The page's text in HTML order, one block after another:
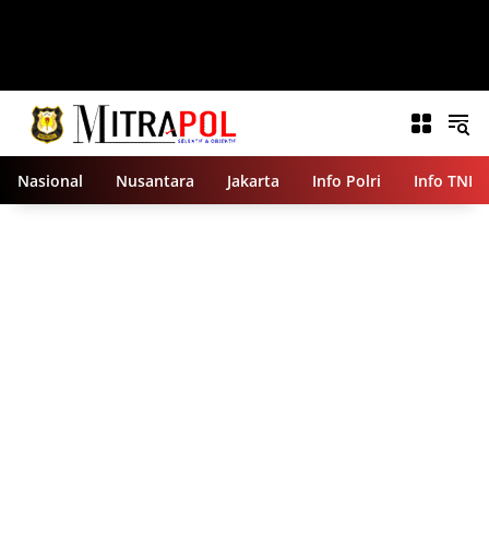
Nasional Nusantara Jakarta Info Polri Info TNI